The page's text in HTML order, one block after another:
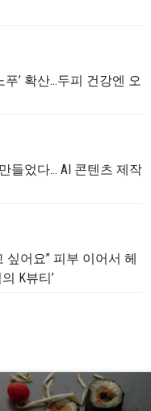
푸’ 확산…두피 건강엔 오
들었다… AI 콘텐츠 제작
싶어요” 피부 이어서 헤
K뷰티’